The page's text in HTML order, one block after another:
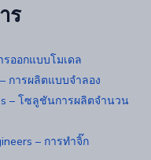
ร
รออกแบบโมเดล
การผลิตแบบจำลอง
– โซลูชันการผลิตจำนวน
– การทำจิ๊ก